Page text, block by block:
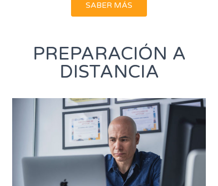
SABER MÁS
PREPARACIÓN A
DISTANCIA